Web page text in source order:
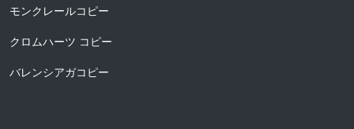
モンクレールコピー
クロムハーツ コピー
バレンシアガコピー